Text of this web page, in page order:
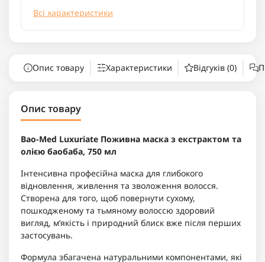
Всі характеристики
Опис товару Характеристики Відгуків (0)
Опис товару
Bao-Med Luxuriate Поживна маска з екстрактом та
олією баобаба, 750 мл
Інтенсивна професійна маска для глибокого
відновлення, живлення та зволоження волосся.
Створена для того, щоб повернути сухому,
пошкодженому та тьмяному волоссю здоровий
вигляд, м’якість і природний блиск вже після перших
застосувань.
Формула збагачена натуральними компонентами, які